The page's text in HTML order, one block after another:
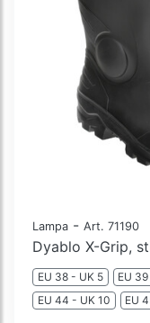
Lampa - Art. 71190
Dyablo X-Grip,
EU 38 - UK 5 EU
EU 44 - UK 10
EU